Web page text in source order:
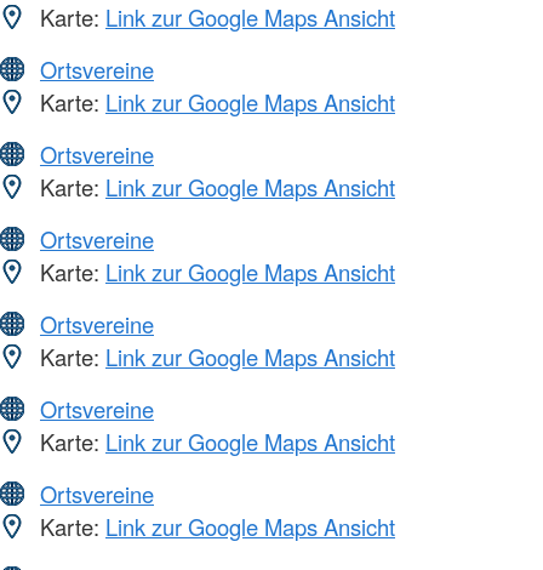
Karte: Link zur Google Maps Ansicht
Ortsvereine
Karte: Link zur Google Maps Ansicht
Ortsvereine
Karte: Link zur Google Maps Ansicht
Ortsvereine
Karte: Link zur Google Maps Ansicht
Ortsvereine
Karte: Link zur Google Maps Ansicht
Ortsvereine
Karte: Link zur Google Maps Ansicht
Ortsvereine
Karte: Link zur Google Maps Ansicht